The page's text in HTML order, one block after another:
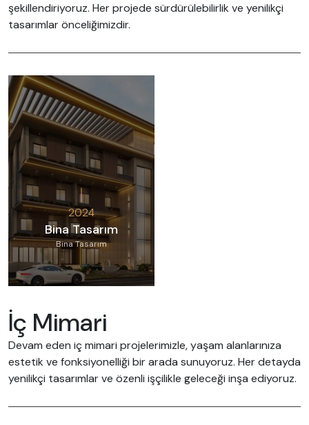
şekillendiriyoruz. Her projede sürdürülebilirlik ve yenilikçi
tasarımlar önceliğimizdir.
2024
Bina Tasarım
Bina Tasarım
İç Mimari
Devam eden iç mimari projelerimizle, yaşam alanlarınıza
estetik ve fonksiyonelliği bir arada sunuyoruz. Her detayda
yenilikçi tasarımlar ve özenli işçilikle geleceği inşa ediyoruz.